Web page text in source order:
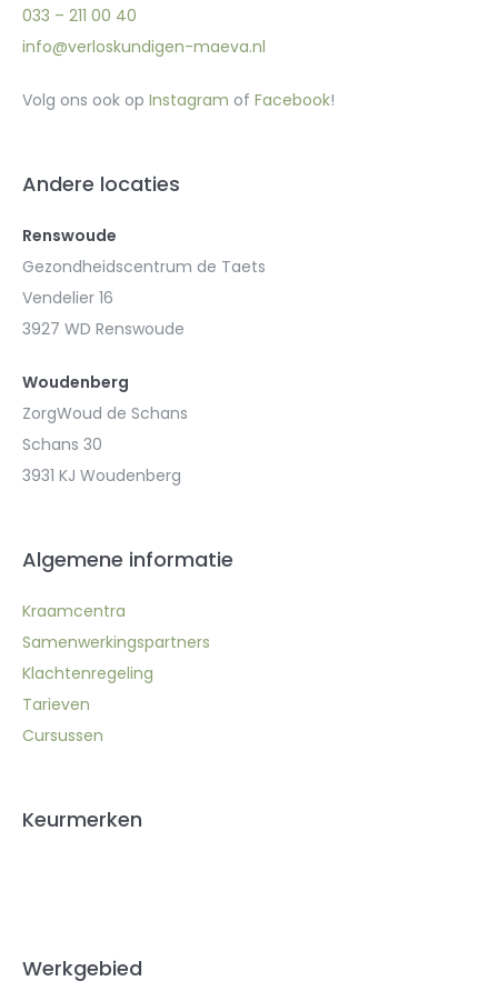
033 – 211 00 40
info@verloskundigen-maeva.nl
Volg ons ook op Instagram of Facebook!
Andere locaties
Renswoude
Gezondheidscentrum de Taets
Vendelier 16
3927 WD Renswoude
Woudenberg
ZorgWoud de Schans
Schans 30
3931 KJ Woudenberg
Algemene informatie
Kraamcentra
Samenwerkingspartners
Klachtenregeling
Tarieven
Cursussen
Keurmerken
Werkgebied